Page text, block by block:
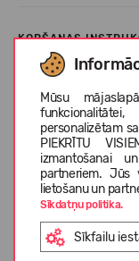
Mūsu
personalizētam
PIEKRĪTU
izmantošanai
partneriem. Jūs
lietošanu un
Sīkdatņu politika.
Sīkfailu
KOPŠANAS
PAR HEYDUDE
KLIENTU